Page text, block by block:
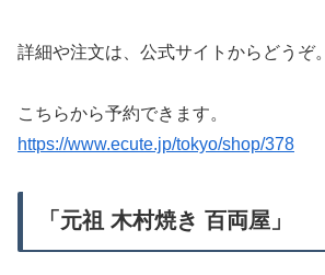
詳細や注文は、公式サイトからどうぞ。
こちらから予約できます。
https://www.ecute.jp/tokyo/shop/378
「元祖 木村焼き 百両屋」